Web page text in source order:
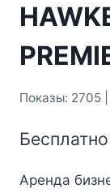
Показы: 2705
Бесплатно
Аренда